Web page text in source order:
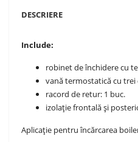
DESCRIERE
Include:
robinet de închidere cu
vană termostatică cu trei
racord de retur: 1 buc.
izolație frontală și
Aplicație pentru încărcarea